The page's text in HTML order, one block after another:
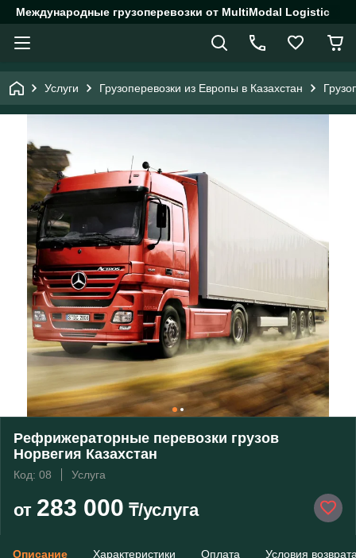
Международные грузоперевозки от MultiModal Logistic
Услуги Грузоперевозки из Европы в Казахстан
Рефрижераторные перевозки грузов
Норвегия Казахстан
Код: 08 Услуга
от 283 000 ₸/услуга
Описание Характеристики Оплата Условия